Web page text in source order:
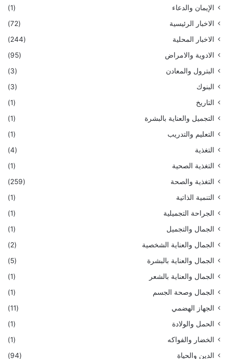
الإيمان والدعاء
(1)
الاخبار الرئيسية
(72)
الاخبار المحلية
(244)
الادوية والامراض
(95)
البترول والمعادن
(3)
البنوك
(3)
التاريخ
(1)
التجميل والعناية بالبشرة
(1)
التعليم والتدريب
(1)
التغذية
(4)
التغذية الصحية
(1)
التغذية والصحة
(259)
التنمية الذاتية
(1)
الجراحة التجميلية
(1)
الجمال والتجميل
(1)
الجمال والعناية الشخصية
(2)
الجمال والعناية بالبشرة
(5)
الجمال والعناية بالشعر
(1)
الجمال وصحة الجسم
(1)
الجهاز الهضمي
(11)
الحمل والولادة
(1)
الخضار والفواكه
(1)
الدين والحياة
(94)